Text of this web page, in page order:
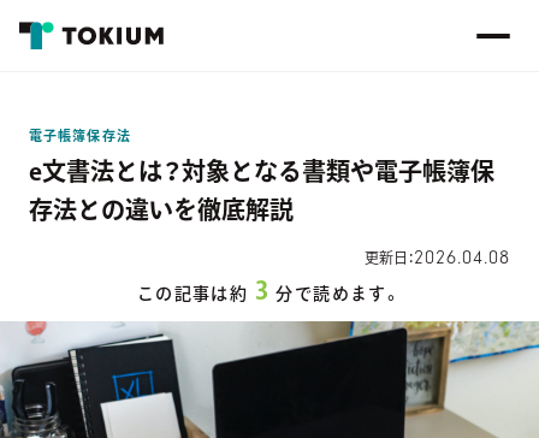
電子帳簿保存法
e文書法とは？対象となる書類や電子帳簿保
存法との違いを徹底解説
更新日：2026.04.08
この記事は約 3分で読めます。